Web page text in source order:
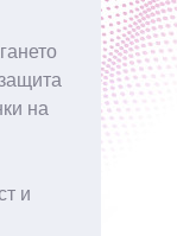
на
и